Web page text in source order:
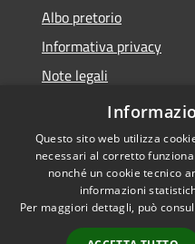
Albo pretorio
Informativa privacy
Note legali
Dichiarazione di
Accessibilità
Questo sito web utilizza
necessari al corretto
nonché un cookie tecnico
informazioni
Per maggiori dettagli, può